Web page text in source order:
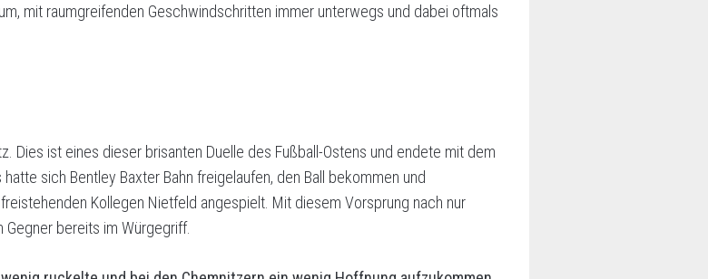
mit raumgreifenden Geschwindschritten immer unterwegs und dabei oftmals
Dies ist eines dieser brisanten Duelle des Fußball-Ostens und endete mit dem
sich Bentley Baxter Bahn freigelaufen, den Ball bekommen und
Kollegen Nietfeld angespielt. Mit diesem Vorsprung nach nur
bereits im Würgegriff.